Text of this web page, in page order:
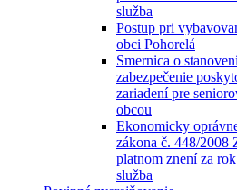
služba
Postup pri
obci Pohorelá
Smernica o
zabezpečenie
zariadení pre
obcou
Ekonomicky
zákona č. 448/2008
platnom znení za
služba